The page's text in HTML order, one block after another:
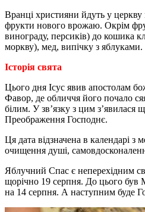
Вранці християни йдуть у церкву
фрукти нового врожаю. Окрім
винограду, персиків) до кошика
моркву), мед, випічку з яблуками.
Історія свята
Цього дня Ісус явив апостолам
Фавор, де обличчя його почало
білим. У зв’язку з цим з’явилася
Преображення Господнє.
Ця дата відзначена в календарі
очищення душі,
Яблучний Спас є неперехідним
щорічно 19 серпня. До цього
на 14 серпня. А наступним буде